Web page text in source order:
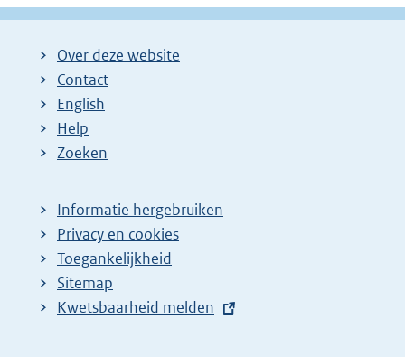
Over deze website
Contact
English
Help
Zoeken
Informatie hergebruiken
Privacy en cookies
Toegankelijkheid
Sitemap
E
Kwetsbaarheid melden